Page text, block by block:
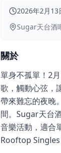
2026年2月13
Sugar天台酒
關於
單身不孤單！2
歌，觸動心弦，
帶來難忘的夜晚
間。Sugar天台
音樂活動，適合
Rooftop Singles